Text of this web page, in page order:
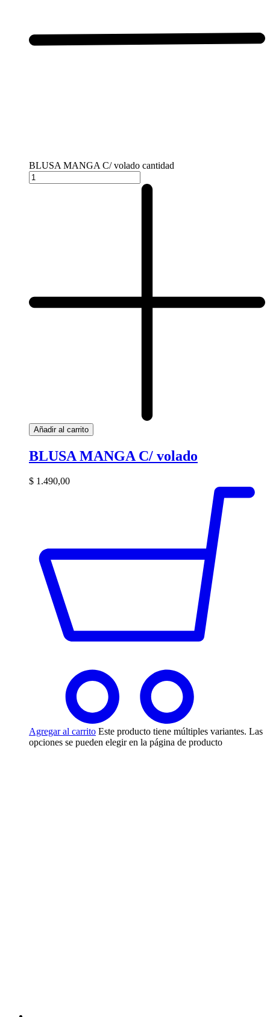
BLUSA MANGA C/ volado cantidad
Añadir al carrito
BLUSA MANGA C/ volado
$ 1.490,00
Agregar al carrito Este producto tiene múltiples variantes. Las
opciones se pueden elegir en la página de producto